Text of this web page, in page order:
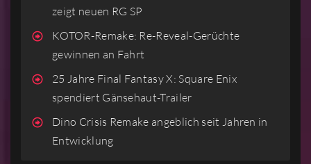
zeigt neuen RG SP
KOTOR-Remake: Re-Reveal-Gerüchte
gewinnen an Fahrt
25 Jahre Final Fantasy X: Square Enix
spendiert Gänsehaut-Trailer
Dino Crisis Remake angeblich seit Jahren in
Entwicklung